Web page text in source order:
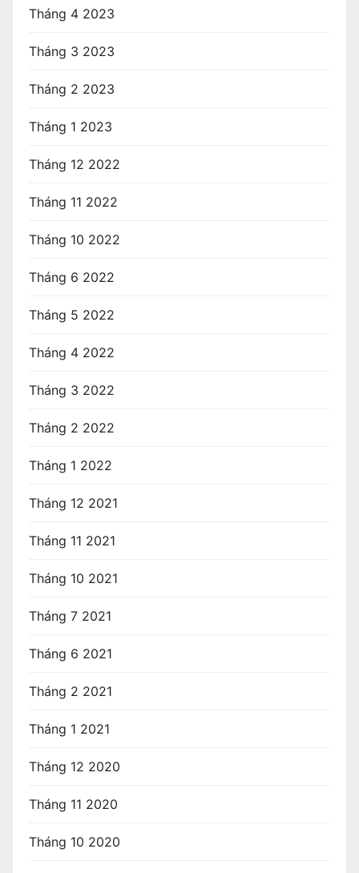
Tháng 4 2023
Tháng 3 2023
Tháng 2 2023
Tháng 1 2023
Tháng 12 2022
Tháng 11 2022
Tháng 10 2022
Tháng 6 2022
Tháng 5 2022
Tháng 4 2022
Tháng 3 2022
Tháng 2 2022
Tháng 1 2022
Tháng 12 2021
Tháng 11 2021
Tháng 10 2021
Tháng 7 2021
Tháng 6 2021
Tháng 2 2021
Tháng 1 2021
Tháng 12 2020
Tháng 11 2020
Tháng 10 2020